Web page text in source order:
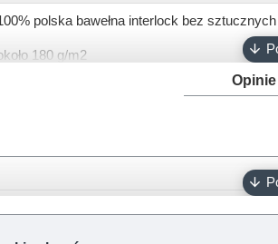
polska bawełna interlock bez
180 g/m2
różowy, ciemny róż, błękitny, turkusowy,
bezniklowe